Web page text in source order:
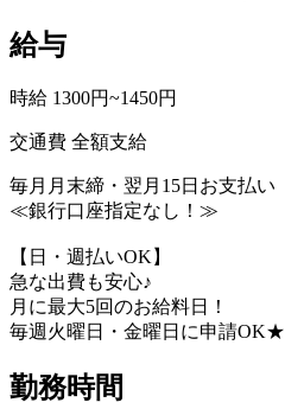
給与
時給 1300円~1450円
交通費 全額支給
毎月月末締・翌月15日お支払い
≪銀行口座指定なし！≫
【日・週払いOK】
急な出費も安心♪
月に最大5回のお給料日！
毎週火曜日・金曜日に申請OK★
勤務時間